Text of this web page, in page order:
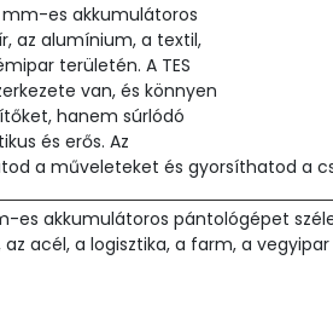
mm-es akkumulátoros
az alumínium, a textil,
területén. A TES
van, és könnyen
hanem súrlódó
és erős. Az
a műveleteket és gyorsíthatod a
es akkumulátoros pántológépet
acél, a logisztika, a farm, a